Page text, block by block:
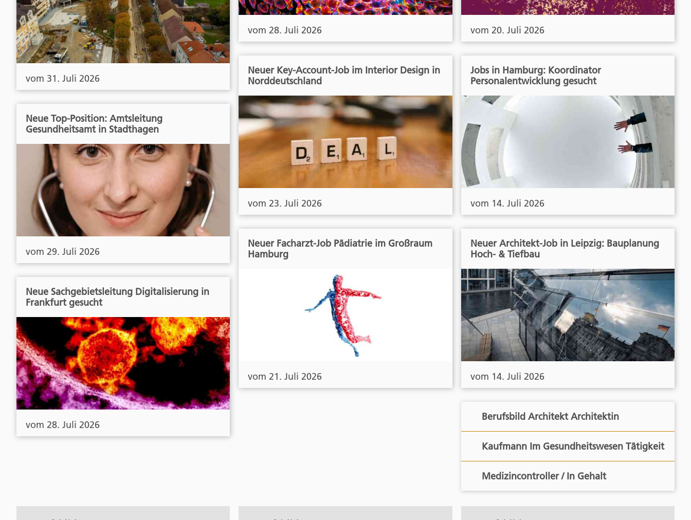
vom 31. Juli 2026
Neue Top-Position: Amtsleitung
Gesundheitsamt in Stadthagen
vom 29. Juli 2026
Neue Sachgebietsleitung Digitalisierung in
Frankfurt gesucht
vom 28. Juli 2026
vom 28. Juli 2026
Neuer Key-Account-Job im Interior Design in
Norddeutschland
vom 23. Juli 2026
Neuer Facharzt-Job Pädiatrie im Großraum
Hamburg
vom 21. Juli 2026
vom 20. Juli 2026
Jobs in Hamburg: Koordinator
Personalentwicklung gesucht
vom 14. Juli 2026
Neuer Architekt-Job in Leipzig: Bauplanung
Hoch- & Tiefbau
vom 14. Juli 2026
Berufsbild Architekt Architektin
Kaufmann Im Gesundheitswesen Tätigkeit
Medizincontroller / In Gehalt